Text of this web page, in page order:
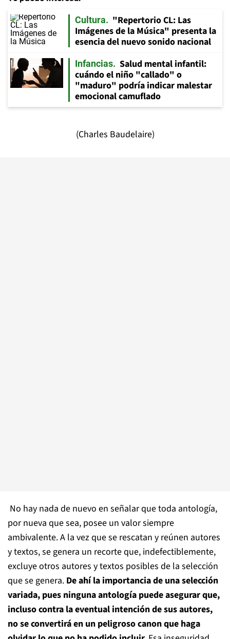
Cultura
"Repertorio CL: Las
Imágenes de la Música" presenta la
esencia del nuevo sonido nacional
Infancias
Salud mental infantil:
cuándo el niño "callado" o
"maduro" podría indicar malestar
emocional camuflado
(Charles Baudelaire)
No hay nada de nuevo en señalar que toda antología,
por nueva que sea, posee un valor siempre
ambivalente. A la vez que se rescatan y reúnen autores
y textos, se genera un recorte que, indefectiblemente,
excluye otros autores y textos posibles de la selección
que se genera. De ahí la importancia de una selección
variada, pues ninguna antología puede asegurar que,
incluso contra la eventual intención de sus autores,
no se convertirá en un peligroso canon que haga